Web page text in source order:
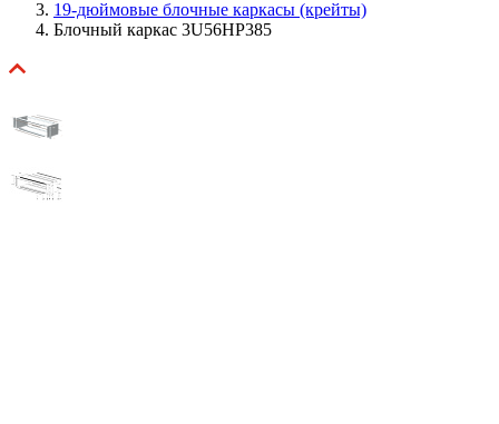
19-дюймовые блочные каркасы (крейты)
Блочный каркас 3U56HP385